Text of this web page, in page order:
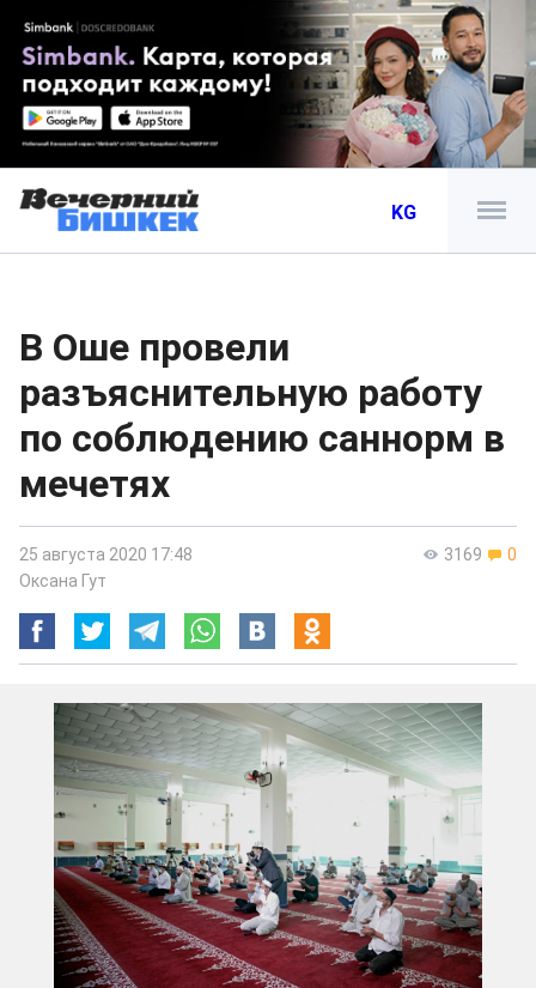
KG
В Оше провели
разъяснительную работу
по соблюдению саннорм в
мечетях
3169 0
25 августа 2020 17:48
Оксана Гут